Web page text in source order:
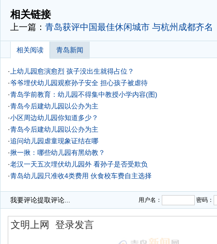
相关链接
上一篇： 青岛获评中国最佳休闲城市 与杭州成都齐名
相关阅读 青岛新闻
· 上幼儿园愈演愈烈 孩子没出生就得占位？
·爷爷埋伏幼儿园观察孙子安全 担心孩子被虐待
·青岛学前教育：幼儿园不得集中教授小学内容(图)
·青岛今后建幼儿园以公办为主
·小区周边幼儿园你知道多少？
·青岛今后建幼儿园以公办为主
·追问幼儿园虐童现象证结在哪
·揪一揪：哪些幼儿园有黑幼教？
·老汉一天五次埋伏幼儿园外 看孙子是否受欺负
·青岛幼儿园只准收4类费用 伙食校车费自主选择
我要评论提取评论... 用户名： 密码：